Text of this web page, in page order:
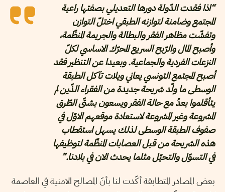
“اذا فقدت الدّولة دورها التعديلي بصفتها راعية
المجتمع وضامنة لتوازنه الطبقي اختلّ التوازن
وتفشّت مظاهر الفقر والبطالة والجريمة المنظّمة،
وأصبح المال والرّبح السريع المحرّك الاساسي لكلّ
النزعات الفردية والجماعية. وبعيدا عن التنظير فقد
أصبح المجتمع التونسي يعاني ويلات تآكل الطبقة
الوسطى ما ولّد شريحة جديدة من الفقراء الذّين لم
يتأقلموا بعدُ مع حالة الفقر ويسعون بشتّى الطّرق
المشروعة وغير المشروعة لاستعادة موقعهم الاوّل في
صفوف الطبقة الوسطى لذلك يسهل استقطاب
هذه الشريحة من قبل العصابات المنظّمة لتوظيفها
في التسوّل والتحيّل مثلما يحدث الان في بلادنا.”
بعض المصادر المتطابقة أكّدت لنا بأنّ المصالح الامنية في العاصمة